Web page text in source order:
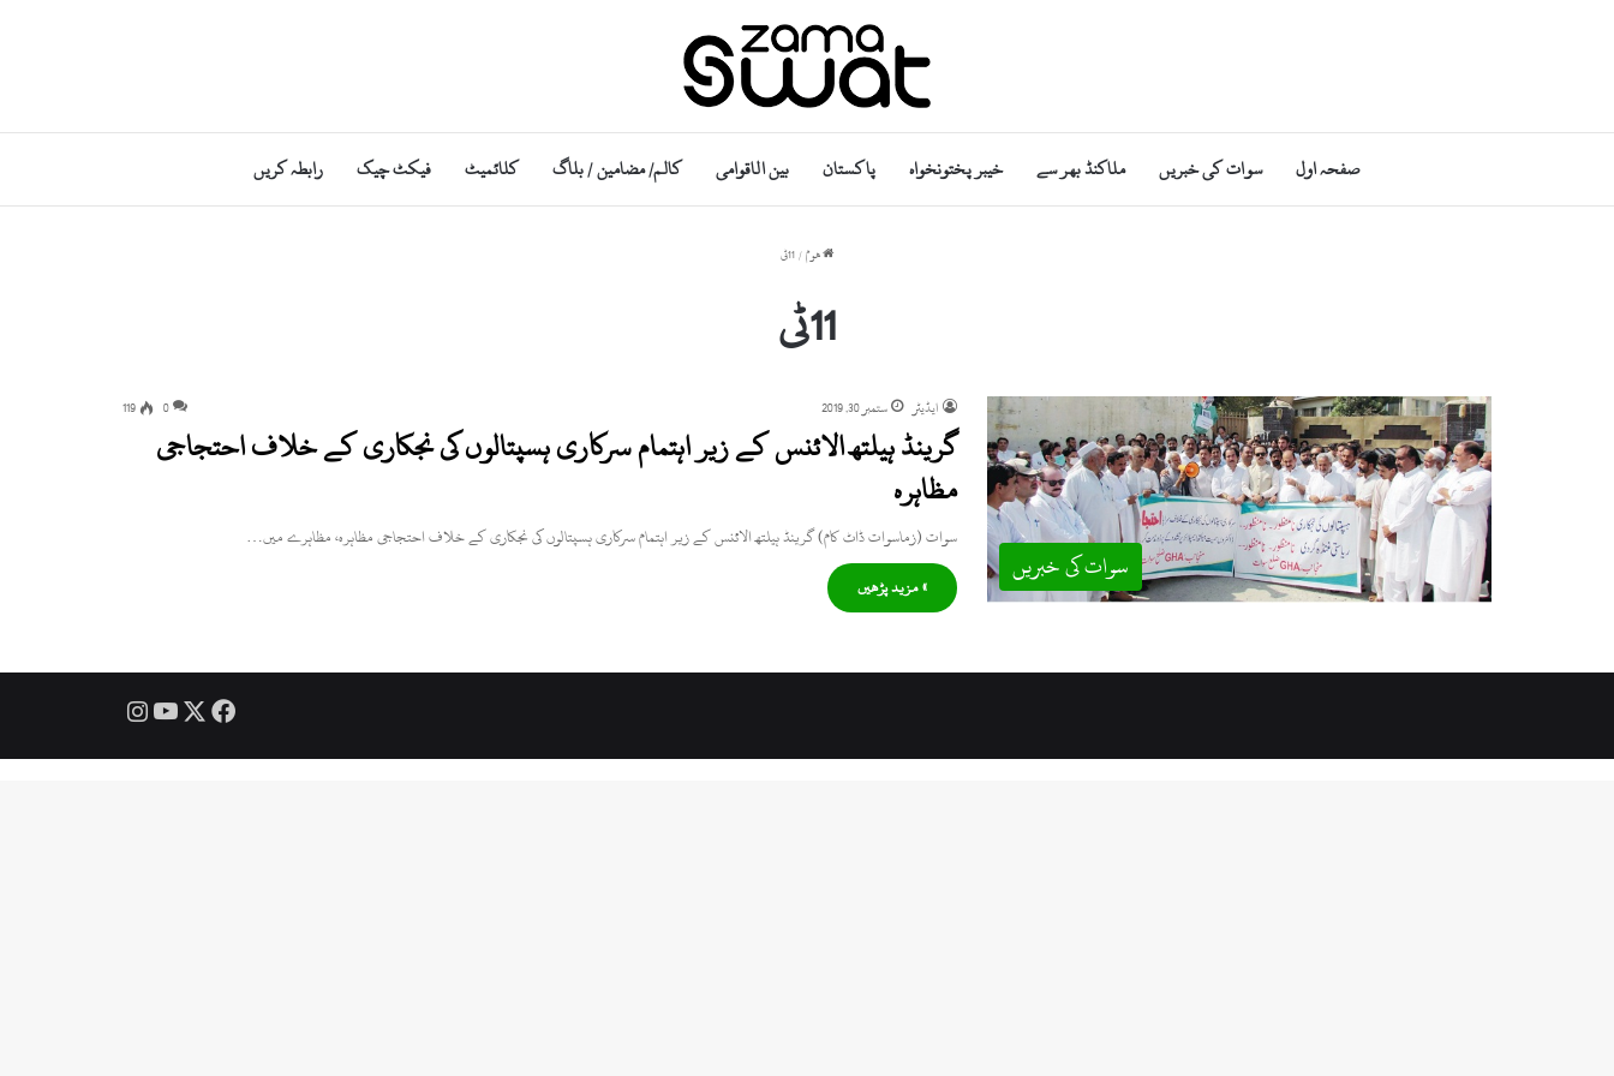
صفحہ اول سوات کی خبریں ملاکنڈ بھر سے خیبر پختونخواہ پاکستان بین الاقوامی کالم/ مضامین / بلاگ کلائمیٹ فیکٹ چیک رابطہ کریں
ھوم/11ٹی
11ٹی
سوات کی خبریں
ایڈیٹر ستمبر 30, 2019 0
119
گرینڈ ہیلتھ الائنس کے زیر اہتمام سرکاری ہسپتالوں کی نجکاری کے خلاف احتجاجی
مظاہرہ
سوات (زماسوات ڈاٹ کام) گرینڈ ہیلتھ الائنس کے زیر اہتمام سرکاری ہسپتالوں کی نجکاری کے خلاف احتجاجی مظاہرہ، مظاہرے میں…
» مزید پڑھیں
Facebook
X
YouTube